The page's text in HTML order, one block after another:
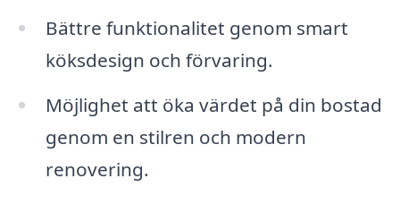
Bättre funktionalitet genom smart
köksdesign och förvaring.
Möjlighet att öka värdet på din bostad
genom en stilren och modern
renovering.